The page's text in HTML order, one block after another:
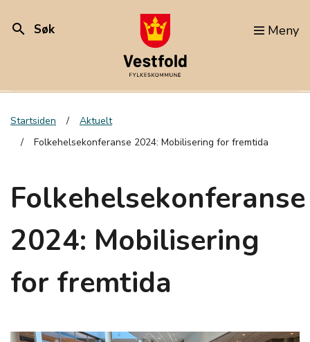
search Søk Meny
Startsiden
Aktuelt
Folkehelsekonferanse 2024: Mobilisering for fremtida
Folkehelsekonferanse
2024: Mobilisering
for fremtida